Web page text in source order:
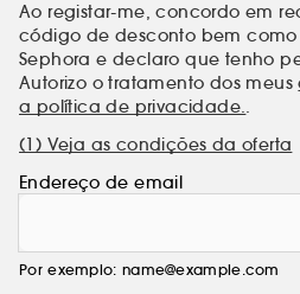
Ao registar-me, concordo em
código de desconto bem
Sephora e declaro que tenho
Autorizo o tratamento dos meus
a política de privacidade..
(1) Veja as condições da oferta
Endereço de email
Por exemplo: name@example.com